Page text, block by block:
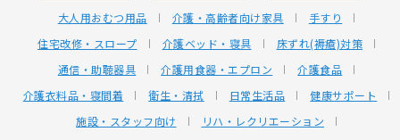
大人用おむつ用品
介護・高齢者向け家具
手すり
住宅改修・スロープ
介護ベッド・寝具
床ずれ(褥瘡)対策
通信・助聴器具
介護用食器・エプロン
介護食品
介護衣料品・寝間着
衛生・清拭 日常生活品
健康サポート
施設・スタッフ向け
リハ・レクリエーション